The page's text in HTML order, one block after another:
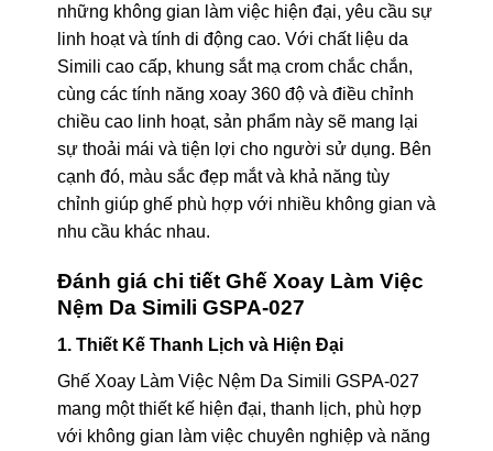
những không gian làm việc hiện đại, yêu cầu sự
linh hoạt và tính di động cao. Với chất liệu da
Simili cao cấp, khung sắt mạ crom chắc chắn,
cùng các tính năng xoay 360 độ và điều chỉnh
chiều cao linh hoạt, sản phẩm này sẽ mang lại
sự thoải mái và tiện lợi cho người sử dụng. Bên
cạnh đó, màu sắc đẹp mắt và khả năng tùy
chỉnh giúp ghế phù hợp với nhiều không gian và
nhu cầu khác nhau.
Đánh giá chi tiết Ghế Xoay Làm Việc
Nệm Da Simili GSPA-027
1. Thiết Kế Thanh Lịch và Hiện Đại
Ghế Xoay Làm Việc Nệm Da Simili GSPA-027
mang một thiết kế hiện đại, thanh lịch, phù hợp
với không gian làm việc chuyên nghiệp và năng